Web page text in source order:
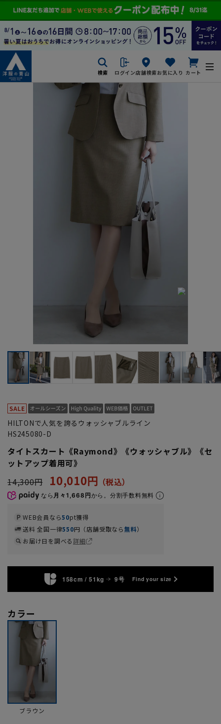
検索 ログイン店舗検索お気に入り カート
HILTONで人気を誇るウォッシャブルライン
HS245080-D
タイトスカート《Raymond》《ウォッシャブル》《セ
ットアップ着用可》
14,300円
10,010円
なら 月々1,668円から。分割手数料無料
WEB会員なら50pt獲得
送料 全国一律550円（店舗受取なら無料）
お届け日を調べる詳細
158cm / 51kg 9号 Find your size
カラー
ブラウン